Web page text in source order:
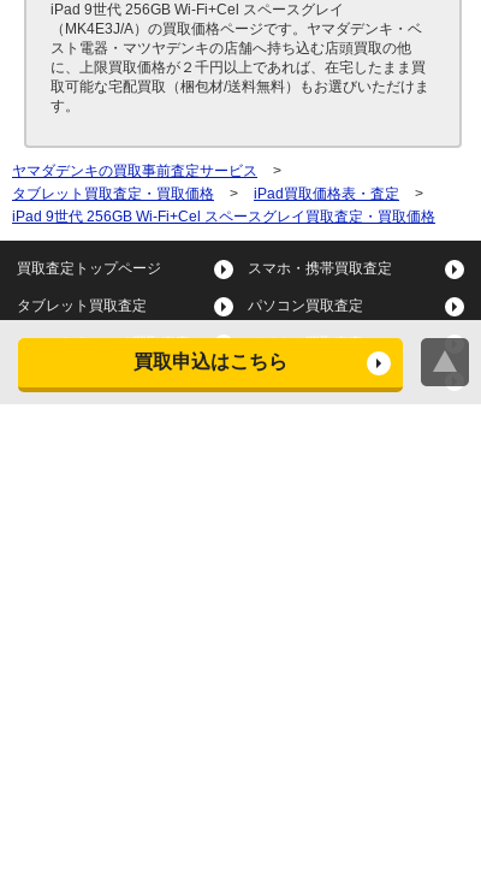
買取申込はこちら
iPad 9世代 256GB Wi-Fi+Cel スペースグレイ
（MK4E3J/A）の買取価格ページです。ヤマダデンキ・ベ
スト電器・マツヤデンキの店舗へ持ち込む店頭買取の他
に、上限買取価格が２千円以上であれば、在宅したまま買
取可能な宅配買取（梱包材/送料無料）もお選びいただけま
す。
ヤマダデンキの買取事前査定サービス
>
タブレット買取査定・買取価格
> iPad買取価格表・査定
>
iPad 9世代 256GB Wi-Fi+Cel スペースグレイ買取査定・買取価格
買取査定トップページ スマホ・携帯買取査定
タブレット買取査定 パソコン買取査定
スマートウォッチ買取査定 デジカメ買取査定